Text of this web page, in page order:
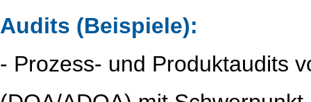
Audits (Beispiele):
- Prozess- und Produktaudits